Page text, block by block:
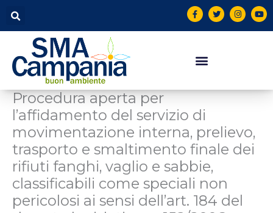
contenuto
F
a
c
e
o
k
T
w
i
t
I
n
s
t
Y
o
u
t
Procedura aperta per
l’affidamento del servizio di
movimentazione interna, prelievo,
trasporto e smaltimento finale dei
rifiuti fanghi, vaglio e sabbie,
classificabili come speciali non
pericolosi ai sensi dell’art. 184 del